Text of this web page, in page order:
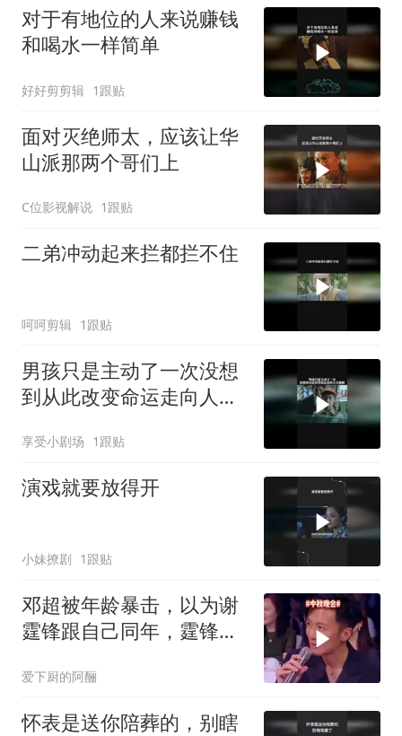
对于有地位的人来说赚钱
和喝水一样简单
好好剪剪辑 1跟贴
面对灭绝师太，应该让华
山派那两个哥们上
C位影视解说 1跟贴
二弟冲动起来拦都拦不住
呵呵剪辑 1跟贴
男孩只是主动了一次没想
到从此改变命运走向人生
享受小剧场 1跟贴
演戏就要放得开
小妹撩剧 1跟贴
邓超被年龄暴击，以为谢
霆锋跟自己同年，霆锋：
爱下厨的阿酾
怀表是送你陪葬的，别瞎